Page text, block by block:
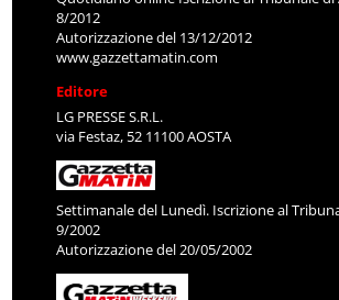
8/2012
Autorizzazione del 13/12/2012
www.gazzettamatin.com
Editore
LG PRESSE S.R.L.
via Festaz, 52 11100 AOSTA
Settimanale del Lunedì. Iscrizione al
9/2002
Autorizzazione del 20/05/2002